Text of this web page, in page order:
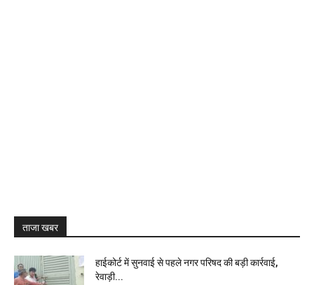
ताजा खबर
हाईकोर्ट में सुनवाई से पहले नगर परिषद की बड़ी कार्रवाई,
रेवाड़ी...